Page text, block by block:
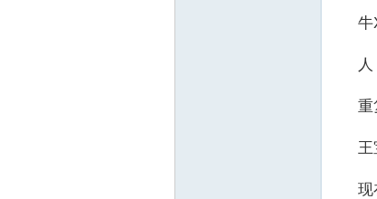
牛
人
重
王
现